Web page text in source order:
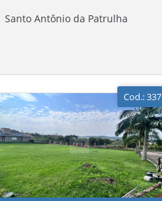
Santo Antônio da Patrulha
Cod.: 337